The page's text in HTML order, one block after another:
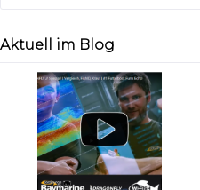
Aktuell im Blog